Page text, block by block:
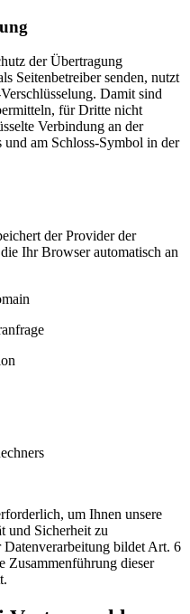
der Übertragung
Seitenbetreiber senden, nutzt
Damit sind
für Dritte nicht
Verbindung an der
und am Schloss-Symbol in der
der Provider der
Ihr Browser automatisch an
um Ihnen unsere
und Sicherheit zu
Datenverarbeitung bildet Art. 6
dieser